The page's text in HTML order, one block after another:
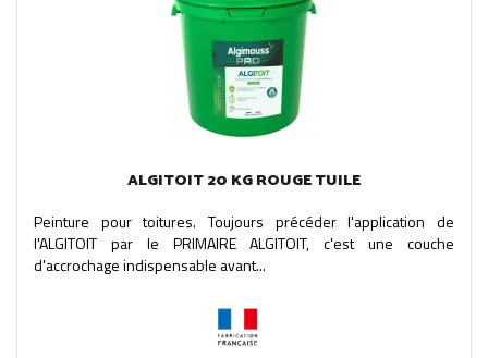
ALGITOIT 20 KG ROUGE TUILE
Peinture pour toitures. Toujours précéder l'application de
l'ALGITOIT par le PRIMAIRE ALGITOIT, c'est une couche
d'accrochage indispensable avant...